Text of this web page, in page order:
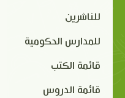
للناشرين
للمدارس الحكومية
قائمة الكتب
قائمة الدروس